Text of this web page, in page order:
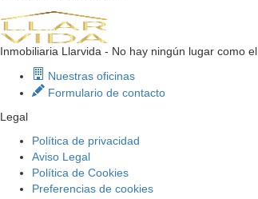
Inmobiliaria Llarvida - No hay ningún lugar como
Nuestras oficinas
Formulario de contacto
Legal
Política de privacidad
Aviso Legal
Política de Cookies
Preferencias de cookies